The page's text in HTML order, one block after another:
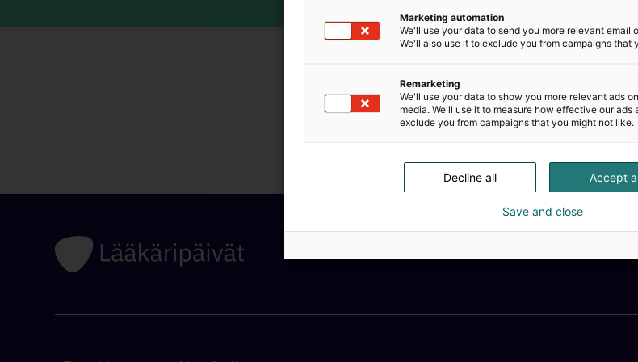
Marketing automation
We'll use your data to send you more relevant email
We'll also use it to exclude you from campaigns that
Remarketing
We'll use your data to show you more relevant ads
media. We'll use it to measure how effective our ads
exclude you from campaigns that you might not like.
Accept
Decline all
Save and close